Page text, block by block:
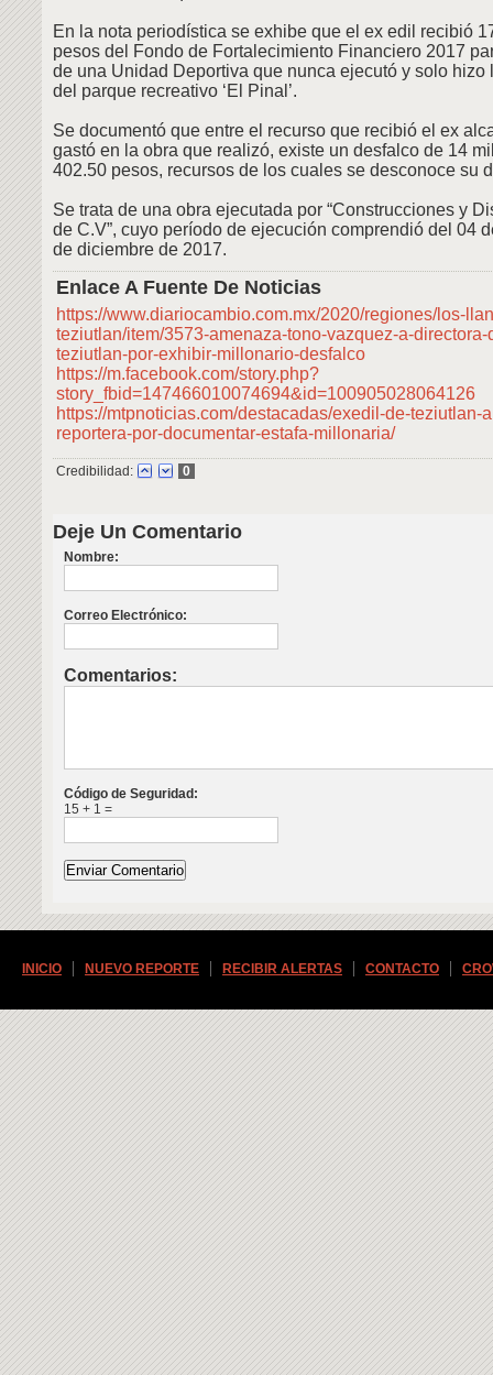
En la nota periodística se exhibe que el ex edil recibió
pesos del Fondo de Fortalecimiento Financiero 2017
de una Unidad Deportiva que nunca ejecutó y solo hizo
del parque recreativo ‘El Pinal’.
Se documentó que entre el recurso que recibió el ex
gastó en la obra que realizó, existe un desfalco de 14
402.50 pesos, recursos de los cuales se desconoce su
Se trata de una obra ejecutada por “Construcciones y
de C.V”, cuyo período de ejecución comprendió del 04
de diciembre de 2017.
Enlace A Fuente De Noticias
https://www.diariocambio.com.mx/2020/regiones/los-
teziutlan/item/3573-amenaza-tono-vazquez-a-
teziutlan-por-exhibir-millonario-desfalco
https://m.facebook.com/story.php?
story_fbid=147466010074694&id=100905028064126
https://mtpnoticias.com/destacadas/exedil-de-teziutlan-
reportera-por-documentar-estafa-millonaria/
Credibilidad: 0
Deje Un Comentario
Nombre:
Correo Electrónico:
Comentarios:
Código de Seguridad:
15 + 1 =
INICIO NUEVO REPORTE RECIBIR ALERTAS CONTACTO